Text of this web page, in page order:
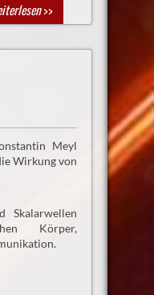
>>
Meyl
Wirkung von
Skalarwellen
Körper,